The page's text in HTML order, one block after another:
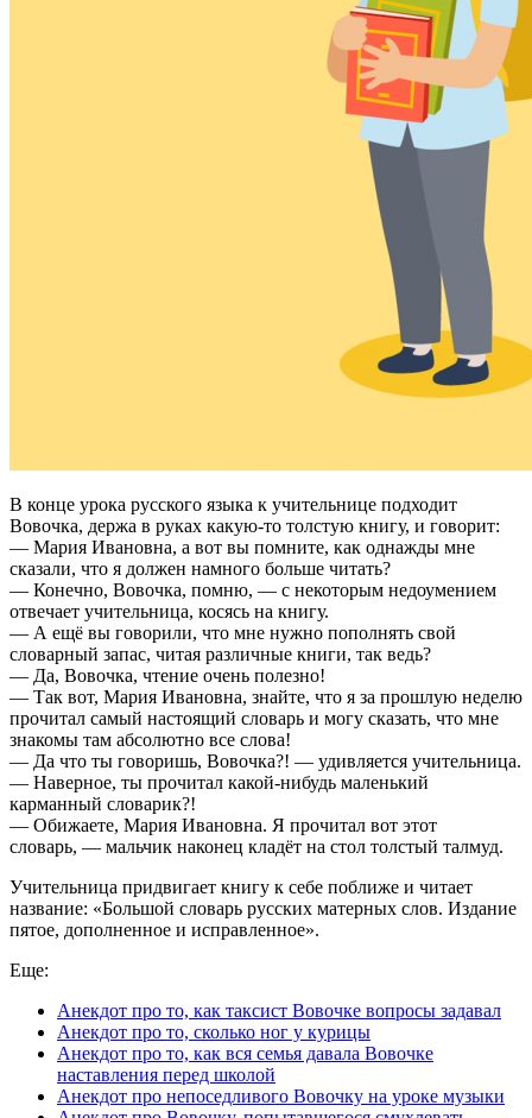
В конце урока русского языка к учительнице подходит
Вовочка, держа в руках какую-то толстую книгу, и говорит:
— Мария Ивановна, а вот вы помните, как однажды мне
сказали, что я должен намного больше читать?
— Конечно, Вовочка, помню, — с некоторым недоумением
отвечает учительница, косясь на книгу.
— А ещё вы говорили, что мне нужно пополнять свой
словарный запас, читая различные книги, так ведь?
— Да, Вовочка, чтение очень полезно!
— Так вот, Мария Ивановна, знайте, что я за прошлую неделю
прочитал самый настоящий словарь и могу сказать, что мне
знакомы там абсолютно все слова!
— Да что ты говоришь, Вовочка?! — удивляется учительница.
— Наверное, ты прочитал какой-нибудь маленький
карманный словарик?!
— Обижаете, Мария Ивановна. Я прочитал вот этот
словарь, — мальчик наконец кладёт на стол толстый талмуд.
Учительница придвигает книгу к себе поближе и читает
название: «Большой словарь русских матерных слов. Издание
пятое, дополненное и исправленное».
Еще:
Анекдот про то, как таксист Вовочке вопросы задавал
Анекдот про то, сколько ног у курицы
Анекдот про то, как вся семья давала Вовочке
наставления перед школой
Анекдот про непоседливого Вовочку на уроке музыки